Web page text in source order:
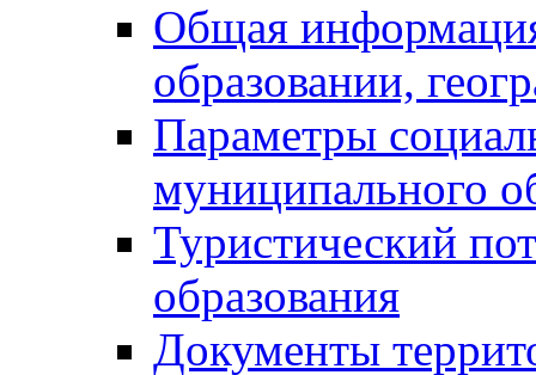
Общая
образовании,
Параметры
муниципального
Туристический
образования
Документы